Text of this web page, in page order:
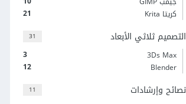
21
كريتا Krita
31 التصميم ثلاثي الأبعاد
3
3Ds Max
12
Blender
11 نصائح وإرشادات